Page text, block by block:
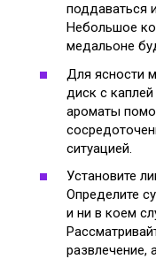
поддаваться
Небольшое
медальоне
Для ясности
диск с
ароматы
ситуацией.
Установите
Определите
и ни в коем
развлечение,